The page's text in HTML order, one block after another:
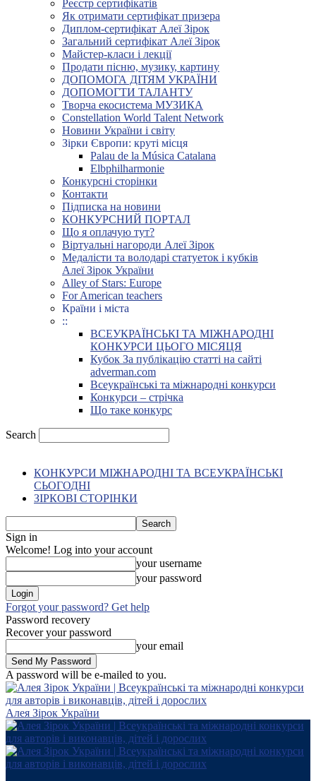
Реєстр сертифікатів
Як отримати сертифікат призера
Диплом-сертифікат Алеї Зірок
Загальний сертифікат Алеї Зірок
Майстер-класи і лекції
Продати пісню, музику, картину
ДОПОМОГА ДІТЯМ УКРАЇНИ
ДОПОМОГТИ ТАЛАНТУ
Творча екосистема МУЗИКА
Constellation World Talent Network
Новини України і світу
Зірки Європи: круті місця
Palau de la Música Catalana
Elbphilharmonie
Конкурсні сторінки
Контакти
Підписка на новини
КОНКУРСНИЙ ПОРТАЛ
Що я оплачую тут?
Віртуальні нагороди Алеї Зірок
Медалісти та володарі статуеток і кубків
Алеї Зірок України
Alley of Stars: Europe
For American teachers
Країни і міста
::
ВСЕУКРАЇНСЬКІ ТА МІЖНАРОДНІ
КОНКУРСИ ЦЬОГО МІСЯЦЯ
Кубок За публікацію статті на сайті
adverman.com
Всеукраїнські та міжнародні конкурси
Конкурси – стрічка
Що таке конкурс
Search
КОНКУРСИ МІЖНАРОДНІ ТА ВСЕУКРАЇНСЬКІ
СЬОГОДНІ
ЗІРКОВІ СТОРІНКИ
Sign in
Welcome! Log into your account
your username
your password
Forgot your password? Get help
Password recovery
Recover your password
your email
A password will be e-mailed to you.
Алея Зірок України